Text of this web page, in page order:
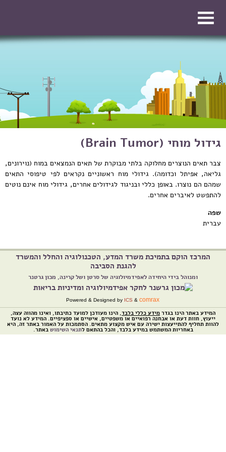
גידול מוחי (Brain Tumor)
צבר תאים הנוצרים מחלוקה בלתי מבוקרת של תאים הנמצאים במוח (נוירונים,
גליאה, אפיתל וכדומה). גידולי מוח ראשוניים נקראים לפי טיפוסי התאים
שמהם הם נוצרו. באופן כללי ובניגוד לגידולים אחרים, גידולי מוח אינם נוטים
להתפשט לאיברים אחרים.
שפה
עברית
המרכז הוקם בתמיכת משרד המדע, הטכנולוגיה והחלל והמשרד
להגנת הסביבה
ומנוהל בידי היחידה לאפידמיולוגיה של סרטן ושל קרינה, מכון גרטנר
Powered & Designed by ICS &comrax
המידע באתר הינו בגדר מידע כללי בלבד, הינו מעודכן למועד כתיבתו, ואינו מהווה עצה,
ייעוץ, חוות דעת או אבחנה רפואיים או משפטיים, אישיים או ספציפיים. המידע לא נועד
להוות תחליף להתייעצות ישירה עם איש מקצוע מתאים. הסתמכות על האמור באתר זה, היא
באחריות המשתמש במידע בלבד, והכל בהתאם לתנאי השימוש באתר.